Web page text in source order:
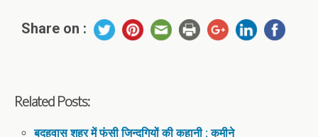
Share on :
Related Posts:
बदहवास शहर में फंसी जिन्दगियों की कहानी : कमीने